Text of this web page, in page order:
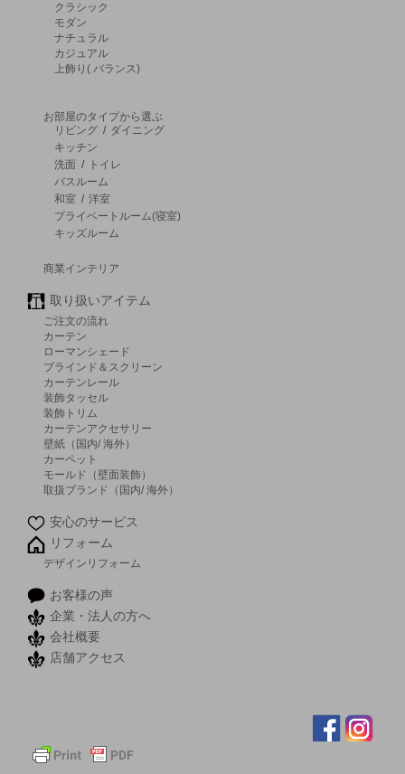
クラシック
モダン
ナチュラル
カジュアル
上飾り( バランス)
お部屋のタイプから選ぶ
リビング / ダイニング
キッチン
洗面 /
トイレ
バスルーム
和室 / 洋室
プライベートルーム(寝室)
キッズルーム
商業インテリア
取り扱いアイテム
ご注文の流れ
カーテン
ローマンシェード
ブラインド＆スクリーン
カーテンレール
装飾タッセル
装飾トリム
カーテンアクセサリー
壁紙（国内/ 海外）
カーペット
モールド（壁面装飾）
取扱ブランド（国内/ 海外）
安心のサービス
リフォーム
デザインリフォーム
お客様の声
企業・法人の方へ
会社概要
店舗アクセス